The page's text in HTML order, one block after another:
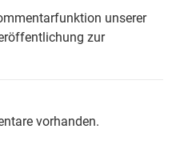
unserer
zur
vorhanden.